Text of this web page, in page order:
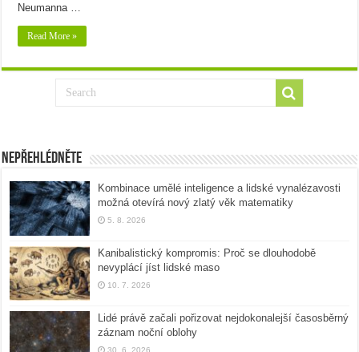
Neumanna …
Read More »
Nepřehlédněte
Kombinace umělé inteligence a lidské vynalézavosti
možná otevírá nový zlatý věk matematiky
5. 8. 2026
Kanibalistický kompromis: Proč se dlouhodobě
nevyplácí jíst lidské maso
10. 7. 2026
Lidé právě začali pořizovat nejdokonalejší časosběrný
záznam noční oblohy
30. 6. 2026